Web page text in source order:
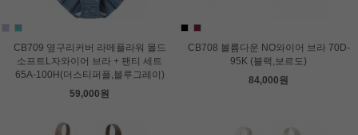
CB709 옆구리커버 라메플라워 몰드
소프트L자와이어 브라 + 팬티 세트
65A-100H(더스티퍼플,블루그레이)
59,000원
CB708 볼륨다운 NO와이어 브라 70D-
95K (블랙,보르도)
84,000원